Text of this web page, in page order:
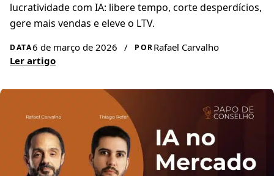
lucratividade com IA: libere tempo, corte desperdícios,
gere mais vendas e eleve o LTV.
DATA6 de março de 2026 / PORRafael Carvalho
Ler artigo